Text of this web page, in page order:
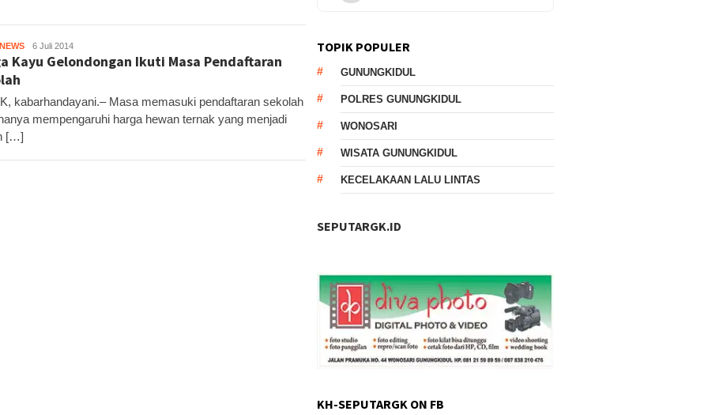
KH6 Juli 2014
Kayu Gelondongan Ikuti Masa Pendaftaran
kabarhandayani.– Masa memasuki pendaftaran sekolah
mempengaruhi harga hewan ternak yang menjadi
[…]
TOPIK POPULER
GUNUNGKIDUL
POLRES GUNUNGKIDUL
WONOSARI
WISATA GUNUNGKIDUL
KECELAKAAN LALU LINTAS
SEPUTARGK.ID
KH-SEPUTARGK ON FB